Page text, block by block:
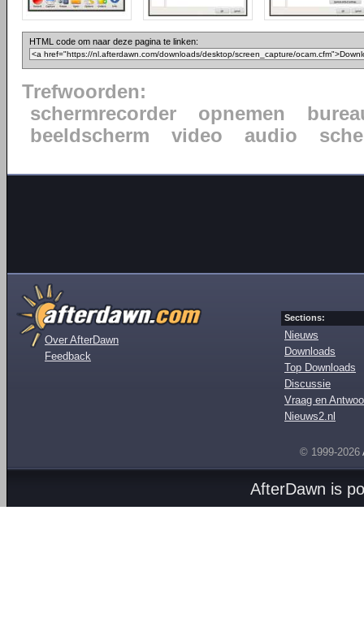
HTML code om naar deze pagina te linken:
Trefwoorden:
schermrecorder
opnemen
beeldscherm
video audio
Over AfterDawn
Feedback
Sections:
Nieuws
Downloads
Top Downloads
Discussie
Vraag en
Nieuws2.nl
© 1999-2026
AfterDawn is